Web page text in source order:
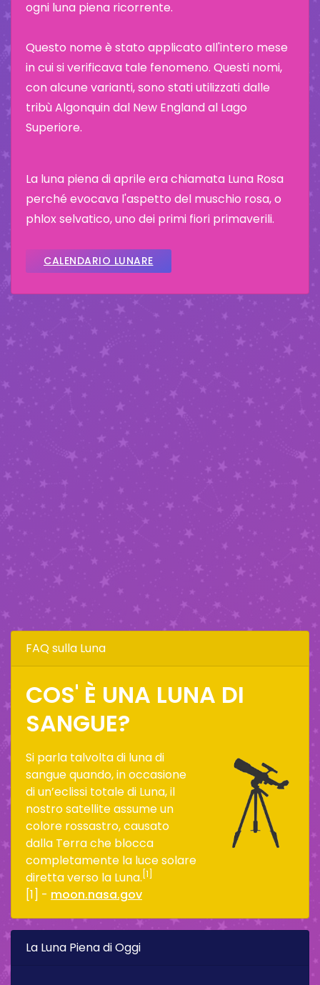
ogni luna piena ricorrente.
Questo nome è stato applicato all'intero mese
in cui si verificava tale fenomeno. Questi nomi,
con alcune varianti, sono stati utilizzati dalle
tribù Algonquin dal New England al Lago
Superiore.
La luna piena di aprile era chiamata Luna Rosa
perché evocava l'aspetto del muschio rosa, o
phlox selvatico, uno dei primi fiori primaverili.
CALENDARIO LUNARE
FAQ sulla Luna
COS' È UNA LUNA DI
SANGUE?
Si parla talvolta di luna di
sangue quando, in occasione
di un’eclissi totale di Luna, il
nostro satellite assume un
colore rossastro, causato
dalla Terra che blocca
completamente la luce solare
diretta verso la Luna. [1]
[1] - moon.nasa.gov
La Luna Piena di Oggi